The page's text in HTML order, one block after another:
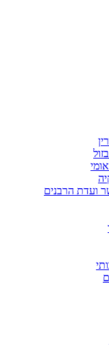
ועדת הרבנים